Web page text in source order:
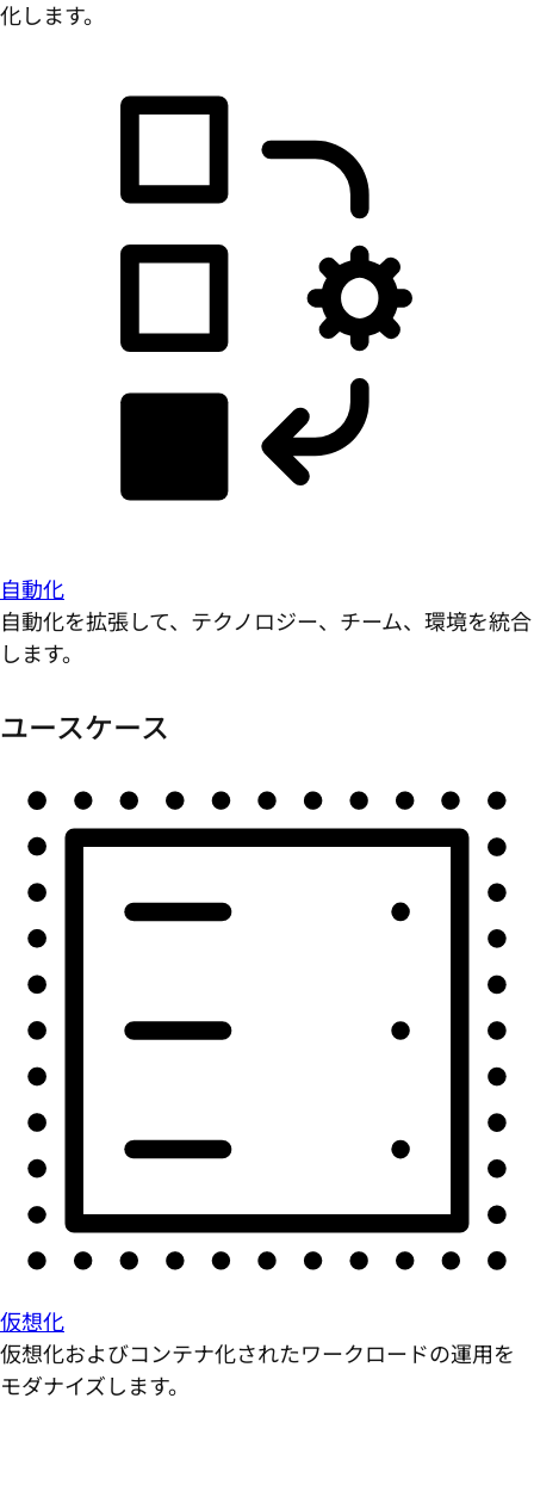
化します。
自動化
自動化を拡張して、テクノロジー、チーム、環境を統合
します。
ユースケース
仮想化
仮想化およびコンテナ化されたワークロードの運用を
モダナイズします。